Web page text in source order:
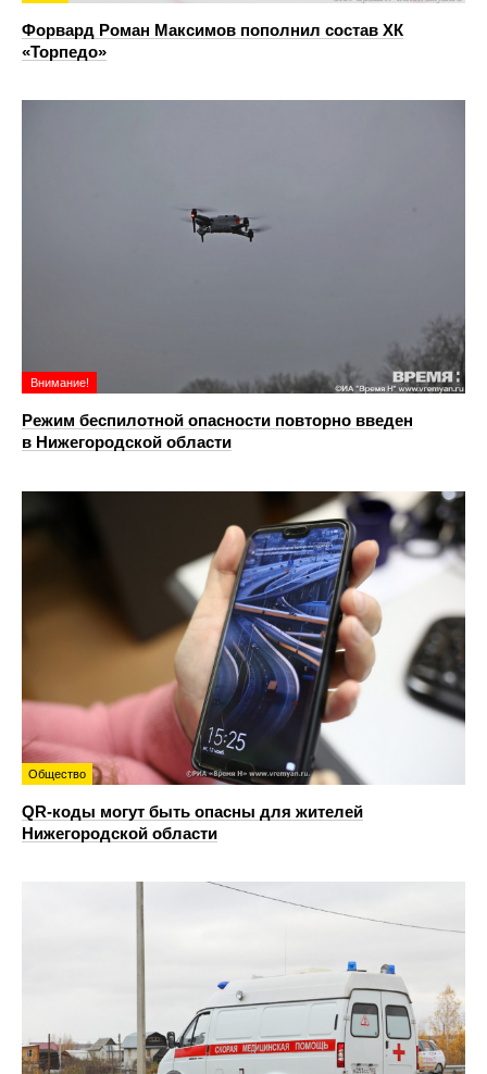
Форвард Роман Максимов пополнил состав ХК
«Торпедо»
Внимание!
Режим беспилотной опасности повторно введен
в Нижегородской области
Общество
QR-коды могут быть опасны для жителей
Нижегородской области